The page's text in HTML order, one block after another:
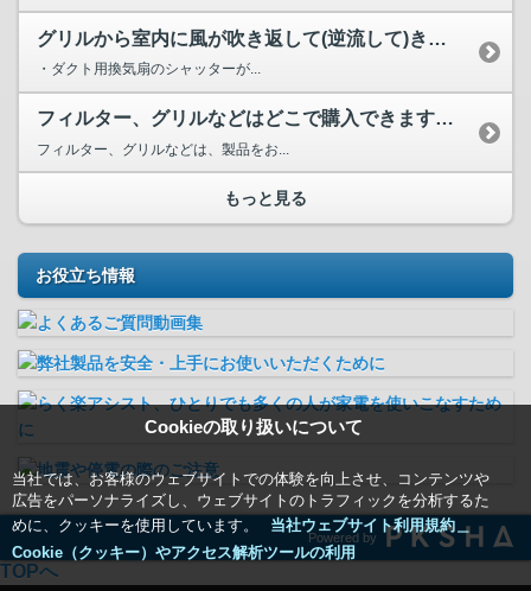
Cookieの取り扱いについて
当社では、お客様のウェブサイトでの体験を向上させ、コンテンツや
広告をパーソナライズし、ウェブサイトのトラフィックを分析するた
めに、クッキーを使用しています。
当社ウェブサイト利用規約＿
Cookie（クッキー）やアクセス解析ツールの利用
グリルから室内に風が吹き返して(逆流して)きますが、何が原...
・ダクト用換気扇のシャッターが...
フィルター、グリルなどはどこで購入できますか？モーターなど...
フィルター、グリルなどは、製品をお...
もっと見る
お役立ち情報
Powered by
TOPへ